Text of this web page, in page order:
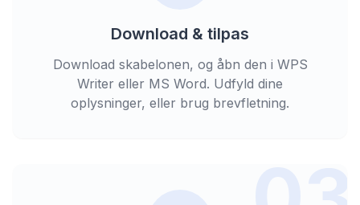
Download & tilpas
Download skabelonen, og åbn den i WPS
Writer eller MS Word. Udfyld dine
oplysninger, eller brug brevfletning.